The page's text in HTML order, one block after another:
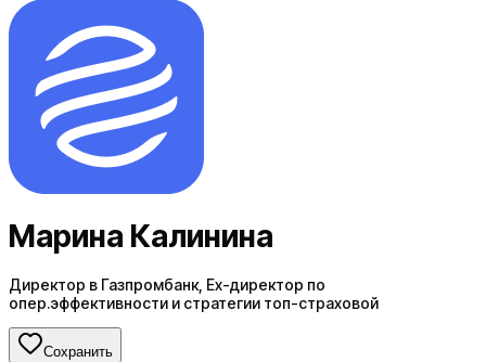
Марина Калинина
Директор в Газпромбанк, Ex-директор по
опер.эффективности и стратегии топ-страховой
Сохранить